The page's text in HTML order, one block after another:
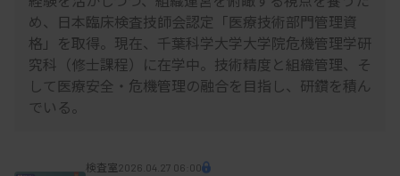
め、日本臨床検査技師会認定「医療技術部門管理資
格」を取得。現在、千葉科学大学大学院危機管理学研
究科（修士課程）に在学中。技術精度と組織管理、そ
して医療安全・危機管理の融合を目指し、研鑽を積ん
でいる。
検査室2026.04.27 06:00